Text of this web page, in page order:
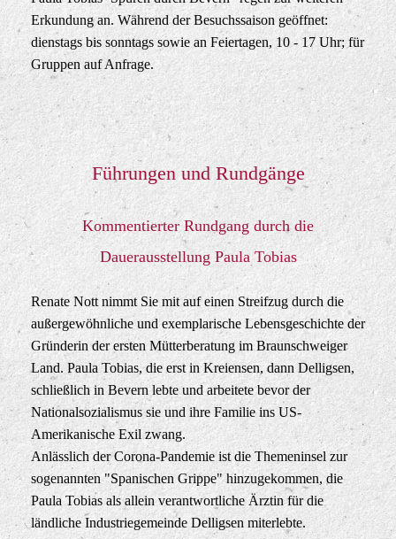
Erkundung an. Während der Besuchssaison geöffnet:
dienstags bis sonntags sowie an Feiertagen, 10 - 17 Uhr; für
Gruppen auf Anfrage.
Führungen und Rundgänge
Kommentierter Rundgang durch die
Dauerausstellung Paula Tobias
Renate Nott nimmt Sie mit auf einen Streifzug durch die
außergewöhnliche und exemplarische Lebensgeschichte der
Gründerin der ersten Mütterberatung im Braunschweiger
Land. Paula Tobias, die erst in Kreiensen, dann Delligsen,
schließlich in Bevern lebte und arbeitete bevor der
Nationalsozialismus sie und ihre Familie ins US-
Amerikanische Exil zwang.
Anlässlich der Corona-Pandemie ist die Themeninsel zur
sogenannten "Spanischen Grippe" hinzugekommen, die
Paula Tobias als allein verantwortliche Ärztin für die
ländliche Industriegemeinde Delligsen miterlebte.